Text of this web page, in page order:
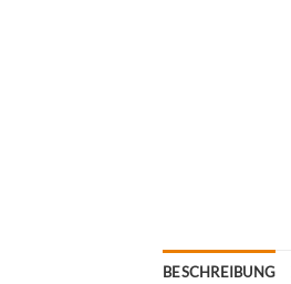
BESCHREIBUNG